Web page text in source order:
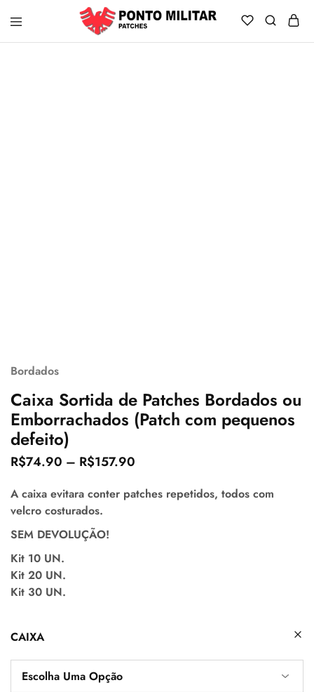
Ponto
Bordados
Caixa Sortida de Patches Bordados ou
Emborrachados (Patch com pequenos
defeito)
R$74.90 – R$157.90
A caixa evitara conter patches repetidos, todos com
velcro costurados.
SEM DEVOLUÇÃO!
Kit 10 UN.
Kit 20 UN.
Kit 30 UN.
CAIXA